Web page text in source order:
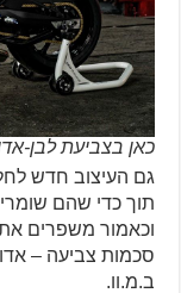
כאן בצביעת לבן-
תוך כדי שהם
סכמות צביעה –
ב.מ.וו.